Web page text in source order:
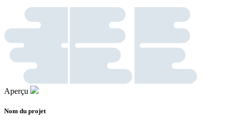
Aperçu
Nom du projet